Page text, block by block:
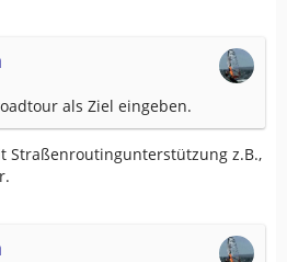
als Ziel eingeben.
Straßenroutingunterstützung z.B.,